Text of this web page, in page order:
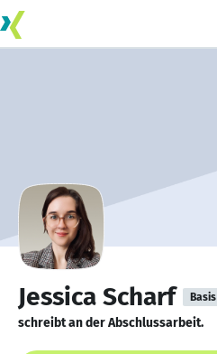
Jessica Scharf Basis
schreibt an der Abschlussarbeit.